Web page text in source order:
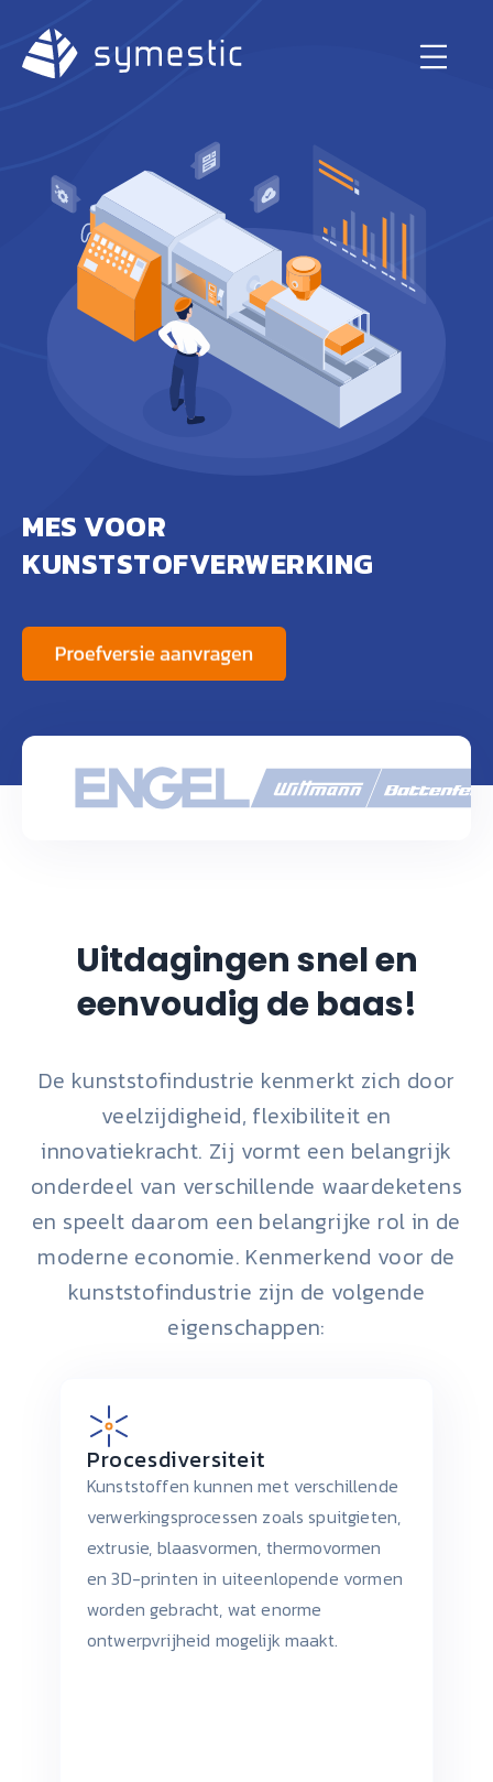
MES VOOR
KUNSTSTOFVERWERKING
Uitdagingen snel en
eenvoudig de baas!
De kunststofindustrie kenmerkt zich door
veelzijdigheid, flexibiliteit en
innovatiekracht. Zij vormt een belangrijk
onderdeel van verschillende waardeketens
en speelt daarom een belangrijke rol in de
moderne economie. Kenmerkend voor de
kunststofindustrie zijn de volgende
eigenschappen:
Procesdiversiteit
Kunststoffen kunnen met verschillende
verwerkingsprocessen zoals spuitgieten,
extrusie, blaasvormen, thermovormen
en 3D-printen in uiteenlopende vormen
worden gebracht, wat enorme
ontwerpvrijheid mogelijk maakt.